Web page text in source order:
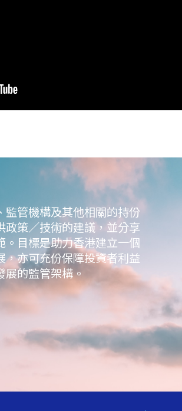
監管機構及其他相關的持份
政策／技術的建議，並分享
。目標是助力香港建立一個
，亦可充份保障投資者利益
展的監管架構。